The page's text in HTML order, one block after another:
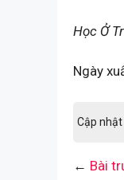
Học Ở
Ngày
Cập
← Bài